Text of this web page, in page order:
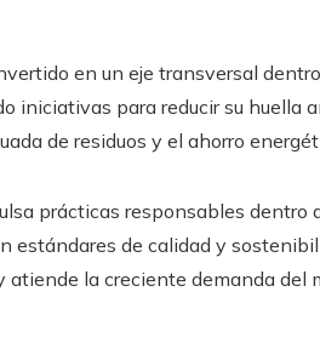
en un eje transversal
iniciativas para reducir su huella
de residuos y el ahorro
prácticas responsables dentro
estándares de calidad y
atiende la creciente demanda del